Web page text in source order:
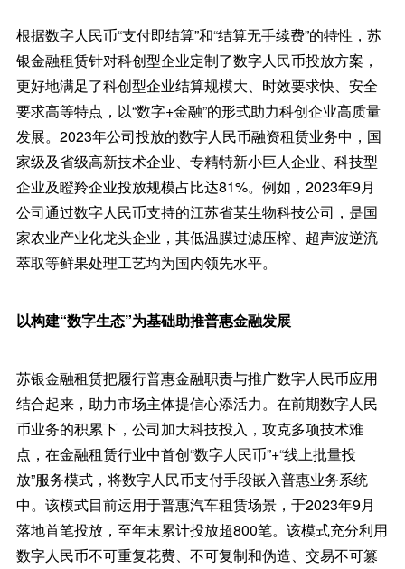
根据数字人民币“支付即结算”和“结算无手续费”的特性，苏
银金融租赁针对科创型企业定制了数字人民币投放方案，
更好地满足了科创型企业结算规模大、时效要求快、安全
要求高等特点，以“数字+金融”的形式助力科创企业高质量
发展。2023年公司投放的数字人民币融资租赁业务中，国
家级及省级高新技术企业、专精特新小巨人企业、科技型
企业及瞪羚企业投放规模占比达81%。例如，2023年9月
公司通过数字人民币支持的江苏省某生物科技公司，是国
家农业产业化龙头企业，其低温膜过滤压榨、超声波逆流
萃取等鲜果处理工艺均为国内领先水平。
以构建“数字生态”为基础助推普惠金融发展
苏银金融租赁把履行普惠金融职责与推广数字人民币应用
结合起来，助力市场主体提信心添活力。在前期数字人民
币业务的积累下，公司加大科技投入，攻克多项技术难
点，在金融租赁行业中首创“数字人民币”+“线上批量投
放”服务模式，将数字人民币支付手段嵌入普惠业务系统
中。该模式目前运用于普惠汽车租赁场景，于2023年9月
落地首笔投放，至年末累计投放超800笔。该模式充分利用
数字人民币不可重复花费、不可复制和伪造、交易不可篡